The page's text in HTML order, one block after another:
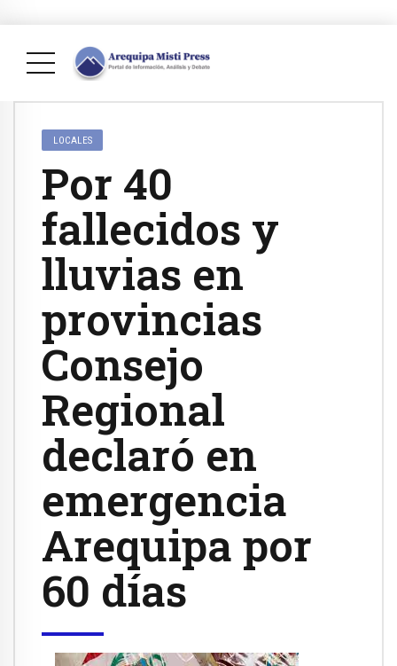
LOCALES
Por 40
fallecidos y
lluvias en
provincias
Consejo
Regional
declaró en
emergencia
Arequipa por
60 días